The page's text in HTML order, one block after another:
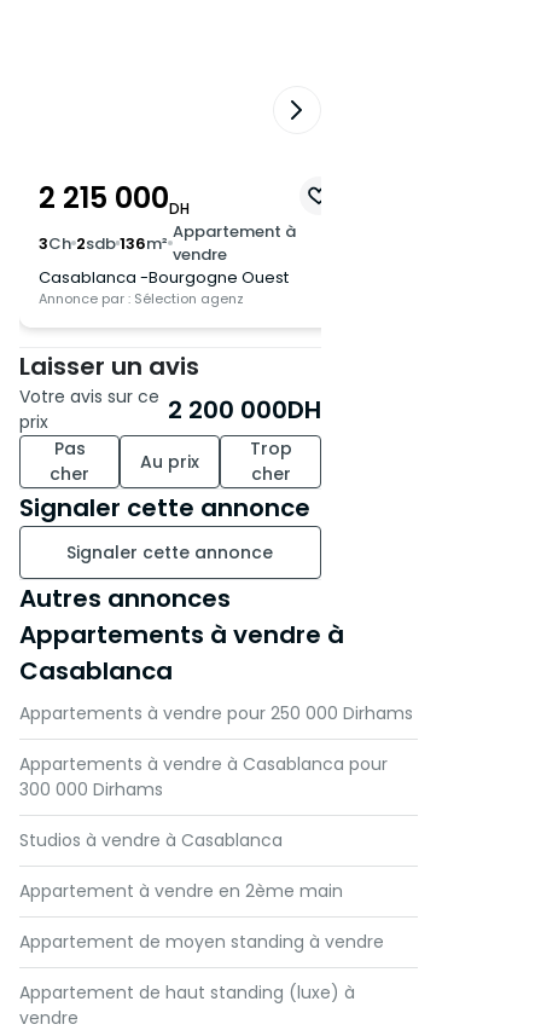
opportunité d'acquérir un bien
immobilier dans l'un des
quartiers les plus recherchés
de Casablanca. Contactez-
2 215 000DH
3Ch2sdb136m²Appartement à
vendre
Casablanca -Bourgogne Ouest
Annonce par : Sélection agenz
Laisser un avis
Votre avis sur ce
prix
2 200 000DH
Pas
cher
Au prix
Trop
cher
Signaler cette annonce
Signaler cette annonce
Autres annonces
Appartements à vendre à
Casablanca
Appartements à vendre pour 250 000 Dirhams
Appartements à vendre à Casablanca pour
300 000 Dirhams
Studios à vendre à Casablanca
Appartement à vendre en 2ème main
Appartement de moyen standing à vendre
Appartement de haut standing (luxe) à
vendre